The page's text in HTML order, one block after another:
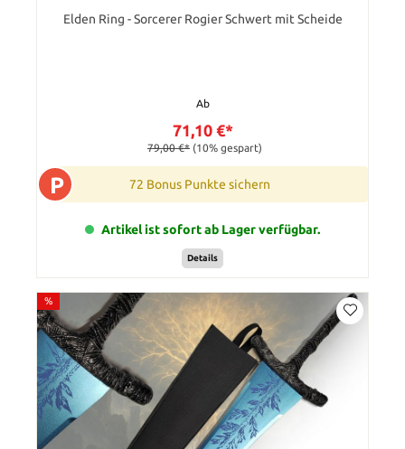
Elden Ring - Sorcerer Rogier Schwert mit Scheide
Ab
71,10 €*
79,00 €* (10% gespart)
P 72 Bonus Punkte sichern
Artikel ist sofort ab Lager verfügbar.
Details
%